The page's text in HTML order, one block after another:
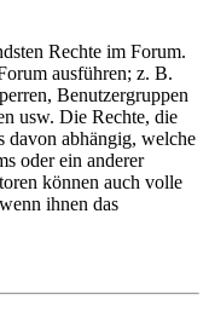
Rechte im Forum.
ausführen; z. B.
Benutzergruppen
usw. Die Rechte, die
davon abhängig, welche
oder ein anderer
können auch volle
ihnen das